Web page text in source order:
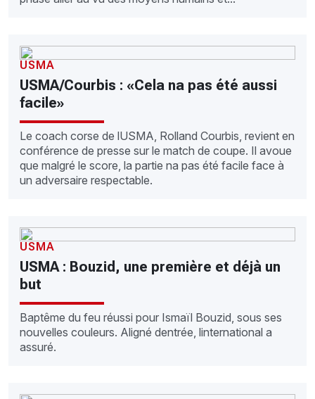
USMA
USMA/Courbis : «Cela na pas été aussi
facile»
Le coach corse de lUSMA, Rolland Courbis, revient en
conférence de presse sur le match de coupe. Il avoue
que malgré le score, la partie na pas été facile face à
un adversaire respectable.
USMA
USMA : Bouzid, une première et déjà un
but
Baptême du feu réussi pour Ismaïl Bouzid, sous ses
nouvelles couleurs. Aligné dentrée, linternational a
assuré.